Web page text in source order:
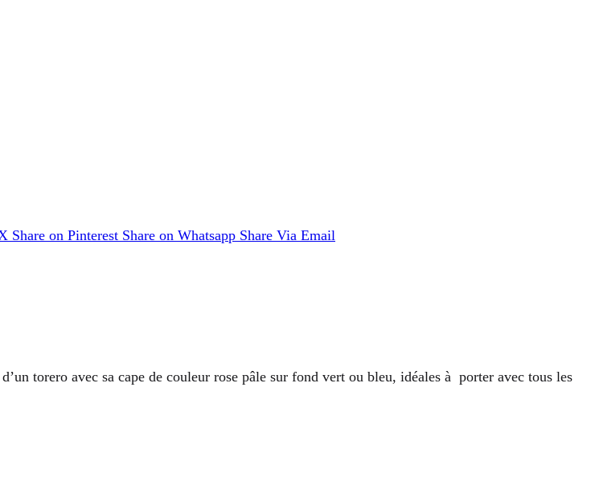
Share on Pinterest Share on Whatsapp Share Via Email
torero avec sa cape de couleur rose pâle sur fond vert ou bleu, idéales à porter avec tous les